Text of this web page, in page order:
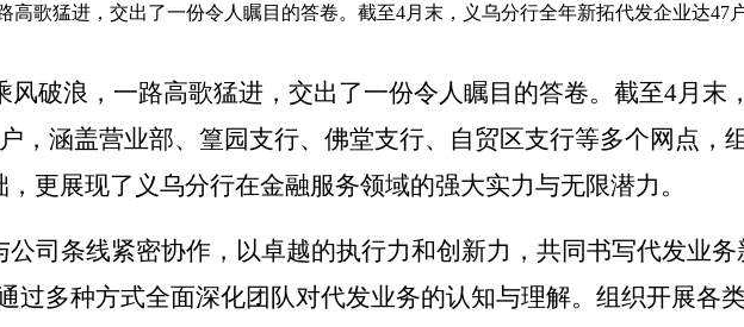
高歌猛进，交出了一份令人瞩目的答卷。截至4月末，义乌分行全年新拓代发企业达47
破浪，一路高歌猛进，交出了一份令人瞩目的答卷。截至4月末
，涵盖营业部、篁园支行、佛堂支行、自贸区支行等多个网点，
更展现了义乌分行在金融服务领域的强大实力与无限潜力。
司条线紧密协作，以卓越的执行力和创新力，共同书写代发业
过多种方式全面深化团队对代发业务的认知与理解。组织开展各